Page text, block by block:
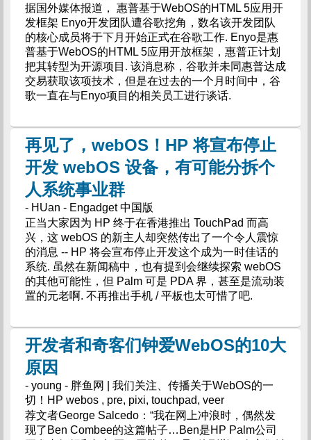
据国外媒体报道， 惠普基于WebOS的HTML 5应用开
发框架 Enyo开发团队遭谷歌挖角，数名该开发团队
的核心成员将于下月开始正式在谷歌工作. Enyo是惠
普基于WebOS的HTML 5应用开放框架，惠普正计划
把其转型为开源项目. 该消息称，谷歌并未同惠普达成
交易获取该项技术，但是在过去的一个月时间中，谷
歌一直在与Enyo项目的相关员工进行谈话.
再见了，webOS！HP 将宣布停止
开发 webOS 设备，有可能分拆个
人系统事业群
- HUan - Engadget 中国版
正当大家因为 HP 终于在香港推出 TouchPad 而高
兴，这 webOS 的新主人却突然传出了一个令人震惊
的消息 -- HP 将会宣布停止开发这个成为一时佳话的
系统. 虽然在新闻稿中，也有提到会继续探索 webOS
的其他可能性，但 Palm 可是 PDA 界，甚至是流动装
置的元老啊. 不再推出手机 / 平板也太可惜了吧.
开发者和奇客们钟爱WebOS的10大
原因
- young - 胖鱼网 | 我们关注、传播关于WebOS的一
切！HP webos , pre, pixi, touchpad, veer
荐文者George Salcedo：“我在网上冲浪时，偶然发
现了Ben Combee的这篇帖子…Ben是HP Palm公司